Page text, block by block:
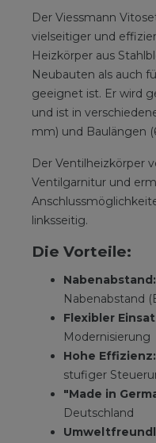
Der Viessmann
vielseitiger und
Heizkörper aus
Neubauten als auch
geeignet ist. Er wird
und ist in
mm) und Baulängen
Der Ventilheizkörper
Ventilgarnitur und
linksseitig.
Die Vorteile:
Nabenabstand:
Nabenabstand
Flexibler
Modernisierung
Hohe Effizienz:
stufiger
"Made in
Deutschland